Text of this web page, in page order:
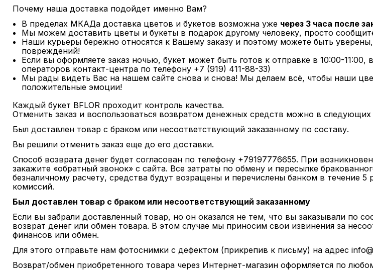
Почему наша доставка подойдет именно Вам?
В пределах МКАДа доставка цветов и букетов возможна уже через 3 часа после
Мы можем доставить цветы и букеты в подарок другому человеку, просто
Наши курьеры бережно относятся к Вашему заказу и поэтому можете быть
повреждений!
Если вы оформляете заказ ночью, букет может быть готов к отправке в 10:00-11:00,
операторов контакт-центра по телефону +7 (919) 411-88-33)
Мы рады видеть Вас на нашем сайте снова и снова! Мы делаем всё, чтобы наши
положительные эмоции!
Каждый букет BFLOR проходит контроль качества.
Отменить заказ и воспользоваться возвратом денежных средств можно в следующих
Был доставлен товар с браком или несоответствующий заказанному по составу.
Вы решили отменить заказ еще до его доставки.
Способ возврата денег будет согласован по телефону +79197776655. При
закажите «обратный звонок» с сайта. Все затраты по обмену и пересылке
безналичному расчету, средства будут возращены и перечислены банком в течение
комиссий.
Был доставлен товар с браком или несоответствующий заказанному
Если вы забрали доставленный товар, но он оказался не тем, что вы заказывали по
возврат денег или обмен товара. В этом случае мы приносим свои извинения за
финансов или обмен.
Для этого отправьте нам фотоснимки с дефектом (прикрепив к письму) на адрес
Возврат/обмен приобретенного товара через Интернет-магазин оформляется по